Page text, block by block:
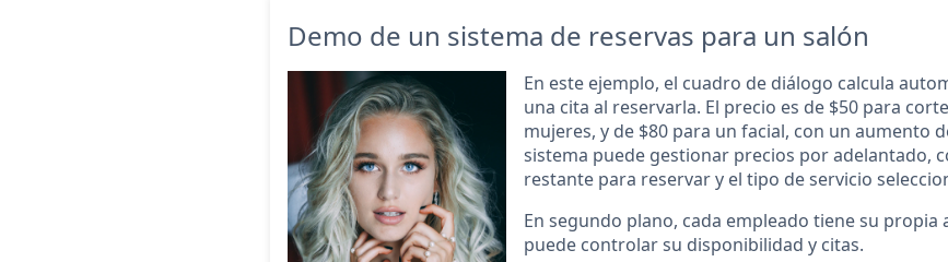
Demo de un sistema de reservas para un salón
En este ejemplo, el cuadro de diálogo calcula
una cita al reservarla. El precio es de $50 para
mujeres, y de $80 para un facial, con un aumento
sistema puede gestionar precios por adelantado,
restante para reservar y el tipo de servicio
En segundo plano, cada empleado tiene su propia
puede controlar su disponibilidad y citas.